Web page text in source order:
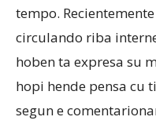
tempo.
circulando riba
hoben ta expresa su
hopi hende pensa cu
segun e